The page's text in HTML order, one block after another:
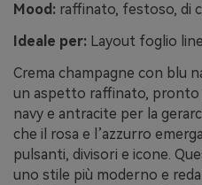
Mood: raffinato, festoso, di
Ideale per: Layout foglio
Crema champagne con blu
un aspetto raffinato, pronto
navy e antracite per la
che il rosa e l’azzurro
pulsanti, divisori e icone.
uno stile più moderno e